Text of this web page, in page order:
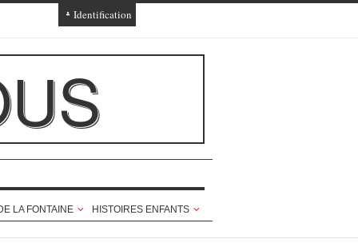
Identification
Ajout texte ou poème
LA FONTAINE HISTOIRES ENFANTS